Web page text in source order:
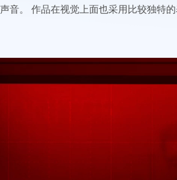
音。 作品在视觉上面也采用比较独特